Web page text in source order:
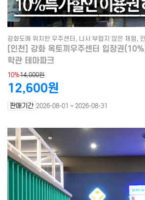
강화도에 위치한 우주센터, 나사 부럽지 않은 체험,
[인천] 강화 옥토끼우주센터 입장권
학관 테마파크
10%14,000원
12,600원
판매기간 2026-08-01 ~ 2026-08-31